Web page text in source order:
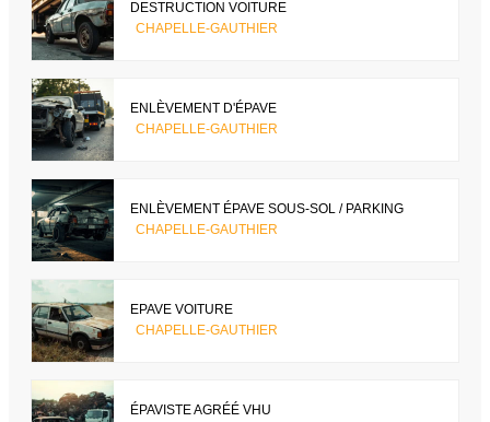
DESTRUCTION VOITURE
CHAPELLE-GAUTHIER
ENLÈVEMENT D'ÉPAVE
CHAPELLE-GAUTHIER
ENLÈVEMENT ÉPAVE SOUS-SOL / PARKING
CHAPELLE-GAUTHIER
EPAVE VOITURE
CHAPELLE-GAUTHIER
ÉPAVISTE AGRÉÉ VHU